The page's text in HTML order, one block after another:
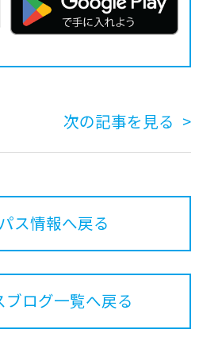
次の記事を見る
ス情報へ戻る
ブログ一覧へ戻る